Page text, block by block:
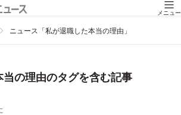
メニュー
ニュース「私が退職した本当の理由」
の理由のタグを含む記事